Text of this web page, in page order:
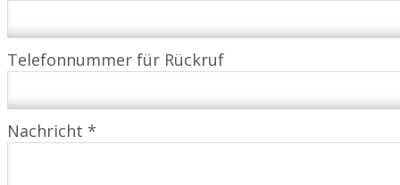
Telefonnummer für Rückruf
Nachricht *